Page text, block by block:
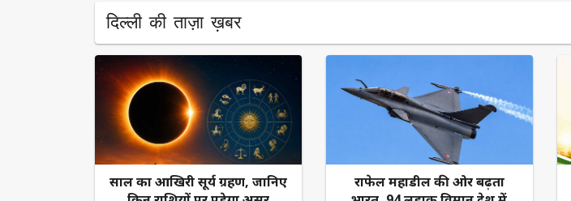
दिल्ली की ताज़ा ख़बर
साल का आखिरी सूर्य ग्रहण, जानिए
राफेल महाडील की ओर बढ़ता